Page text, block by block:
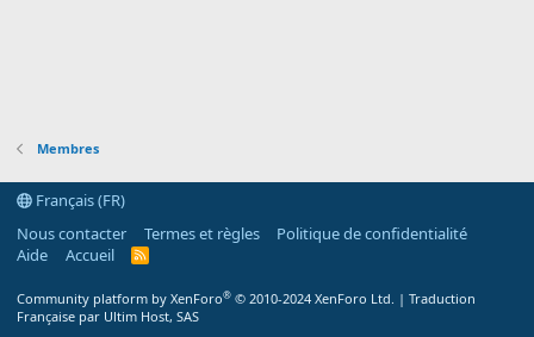
Membres
Français (FR)
Nous contacter
Termes et règles
Politique de confidentialité
Aide
Accueil
R
Community platform by XenForo® © 2010-2024 XenForo Ltd. | Traduction
Française par Ultim Host, SAS